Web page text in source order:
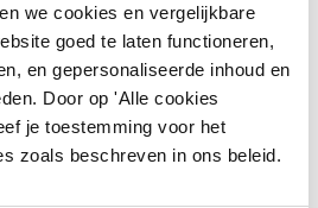
we cookies en vergelijkbare
goed te laten functioneren,
en gepersonaliseerde inhoud en
Door op 'Alle cookies
je toestemming voor het
zoals beschreven in ons beleid.